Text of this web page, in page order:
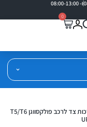
ו- 08:00-13:00
0
מדרכות צד לרכב פולקסווגן T5/T6